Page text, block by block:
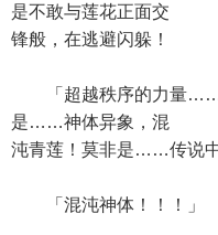
是不敢与莲花正面交
锋般，在逃避闪躲！
「超越秩序的力量……
是……神体异象，混
沌青莲！莫非是……传说
「混沌神体！！！」